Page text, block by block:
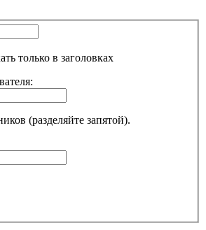
только в заголовках
(разделяйте запятой).